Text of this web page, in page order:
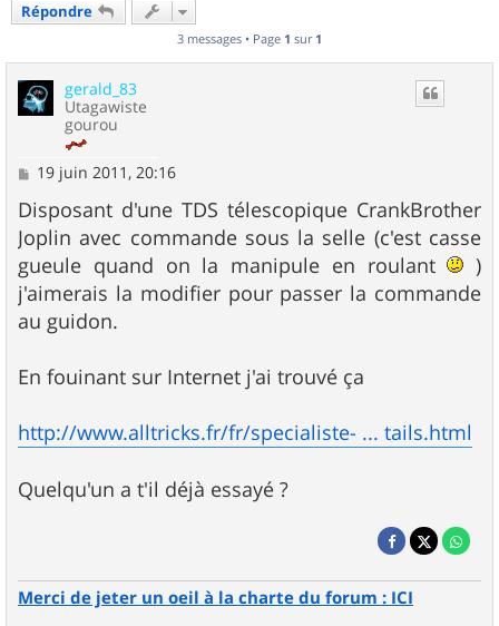
Répondre
3 messages • Page 1 sur 1
gerald_83
Utagawiste
gourou
M
s
s
a
g
e
19 juin 2011, 20:16
Disposant d'une TDS télescopique CrankBrother
Joplin avec commande sous la selle (c'est casse
gueule quand on la manipule en roulant
)
j'aimerais la modifier pour passer la commande
au guidon.
En fouinant sur Internet j'ai trouvé ça
http://www.alltricks.fr/fr/specialiste- ... tails.html
Quelqu'un a t'il déjà essayé ?
Merci de jeter un oeil à la charte du forum : ICI